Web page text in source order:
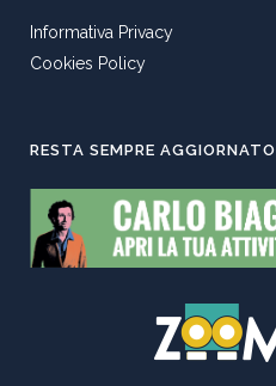
Informativa Privacy
Cookies Policy
RESTA SEMPRE AGGIORNATO